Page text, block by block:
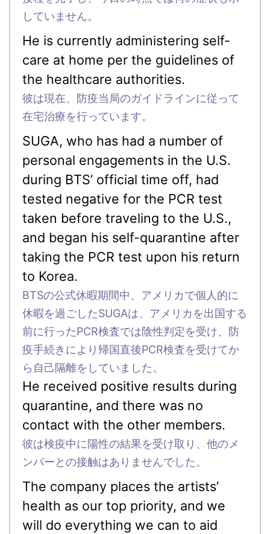
していません。
He is currently administering self-
care at home per the guidelines of
the healthcare authorities.
彼は現在、防疫当局のガイドラインに従って
在宅治療を行っています。
SUGA, who has had a number of
personal engagements in the U.S.
during BTS’ official time off, had
tested negative for the PCR test
taken before traveling to the U.S.,
and began his self-quarantine after
taking the PCR test upon his return
to Korea.
BTSの公式休暇期間中、アメリカで個人的に
休暇を過ごしたSUGAは、アメリカを出国する
前に行ったPCR検査では陰性判定を受け、防
疫手続きにより帰国直後PCR検査を受けてか
ら自己隔離をしていました。
He received positive results during
quarantine, and there was no
contact with the other members.
彼は検疫中に陽性の結果を受け取り、他のメ
ンバーとの接触はありませんでした。
The company places the artists’
health as our top priority, and we
will do everything we can to aid